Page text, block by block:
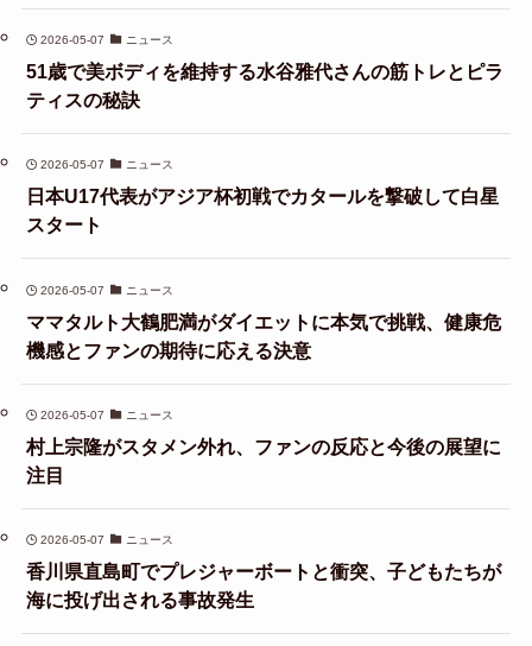
2026-05-07 ニュース
51歳で美ボディを維持する水谷雅代さんの筋トレとピラ
ティスの秘訣
2026-05-07 ニュース
日本U17代表がアジア杯初戦でカタールを撃破して白星
スタート
2026-05-07 ニュース
ママタルト大鶴肥満がダイエットに本気で挑戦、健康危
機感とファンの期待に応える決意
2026-05-07 ニュース
村上宗隆がスタメン外れ、ファンの反応と今後の展望に
注目
2026-05-07 ニュース
香川県直島町でプレジャーボートと衝突、子どもたちが
海に投げ出される事故発生